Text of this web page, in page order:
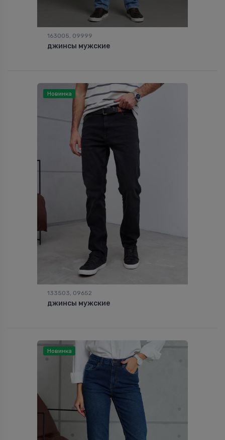
163005, 09999
джинсы мужские
Новинка
133503, 09652
джинсы мужские
Новинка